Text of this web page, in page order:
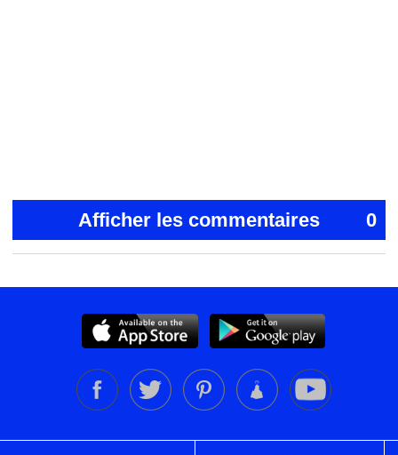
Afficher les commentaires 0